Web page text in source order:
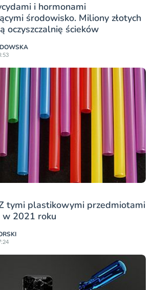
i hormonami
środowisko. Miliony złotych
oczyszczalnię ścieków
tymi plastikowymi przedmiotami
w 2021 roku